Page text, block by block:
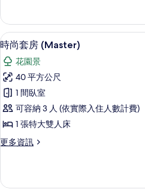
相
片
客
房
的
詳
情
顯
示
時
尚
套
房
(Master)
的
有
4
時尚套房 (Master)
花園景
40 平方公尺
1 間臥室
可容納 3 人 (依實際入住人數計費)
1 張特大雙人床
更多資訊
更
套